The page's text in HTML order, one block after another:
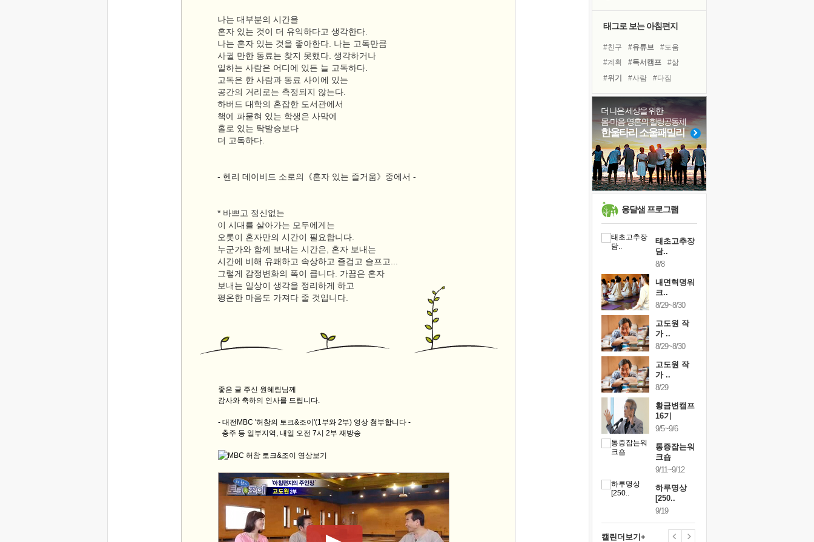
나는 대부분의 시간을
혼자 있는 것이 더 유익하다고 생각한다.
나는 혼자 있는 것을 좋아한다. 나는 고독만큼
사귈 만한 동료는 찾지 못했다. 생각하거나
일하는 사람은 어디에 있든 늘 고독하다.
고독은 한 사람과 동료 사이에 있는
공간의 거리로는 측정되지 않는다.
하버드 대학의 혼잡한 도서관에서
책에 파묻혀 있는 학생은 사막에
홀로 있는 탁발승보다
더 고독하다.
- 헨리 데이비드 소로의《혼자 있는 즐거움》중에서 -
* 바쁘고 정신없는
이 시대를 살아가는 모두에게는
오롯이 혼자만의 시간이 필요합니다.
누군가와 함께 보내는 시간은, 혼자 보내는
시간에 비해 유쾌하고 속상하고 즐겁고 슬프고...
그렇게 감정변화의 폭이 큽니다. 가끔은 혼자
보내는 일상이 생각을 정리하게 하고
평온한 마음도 가져다 줄 것입니다.
좋은 글 주신 원혜림님께
감사와 축하의 인사를 드립니다.
- 대전MBC '허참의 토크&조이'(1부와 2부) 영상 첨부합니다 -
충주 등 일부지역, 내일 오전 7시 2부 재방송
졸업식 사진을 보며
극심한 변비, 어깨결림, 수면 장애
아픈 아버지를 위한 공간 설계
보고 싶은 어머니
유년 시절의 부산 영도 바다
못된 꼰대들
슬럼프
희망이란
'모른다'는 것
태그로 보는 아침편지
#친구 #유튜브
#도움
#계획
#독서캠프
#삶
#위기
#사람
#다짐
#선택
#독서
#아이들
#비전캠프
#명상
#힐링
#나눔
#바이러스
#경험
#건강
#극복 #링컨학교
더 나은 세상을 위한
몸·마음·영혼의 힐링공동체
한울타리 소울패밀리
옹달샘 프로그램
태초고추장
담..
8/8
내면혁명워
크..
8/29~8/30
고도원 작
가 ..
8/29~8/30
고도원 작
가 ..
8/29
황금변캠프
16기
9/5~9/6
통증잡는워
크숍
9/11~9/12
하루명상
[250..
9/19
캘린더보기+